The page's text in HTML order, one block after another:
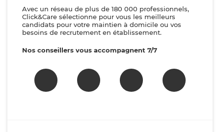
Avec un réseau de plus de 180 000 professionnels,
Click&Care sélectionne pour vous les meilleurs
candidats pour votre maintien à domicile ou vos
besoins de recrutement en établissement.
Nos conseillers vous accompagnent 7/7